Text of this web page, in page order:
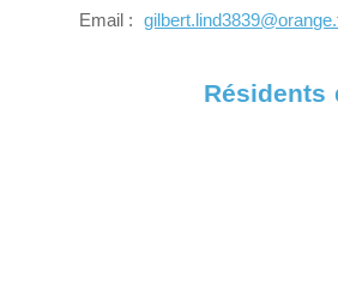
Email :
Résidents